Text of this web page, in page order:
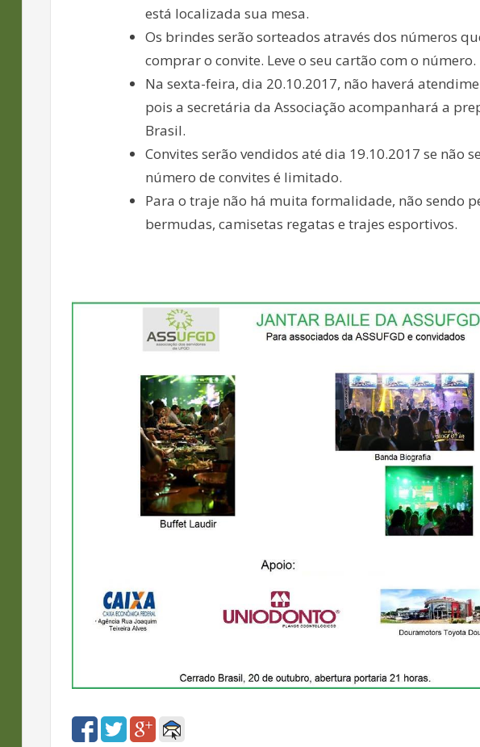
está localizada sua mesa.
Os brindes serão sorteados através dos números
comprar o convite. Leve o seu cartão com o número.
Na sexta-feira, dia 20.10.2017, não haverá
pois a secretária da Associação acompanhará a
Brasil.
Convites serão vendidos até dia 19.10.2017 se não
número de convites é limitado.
Para o traje não há muita formalidade, não sendo
bermudas, camisetas regatas e trajes esportivos.